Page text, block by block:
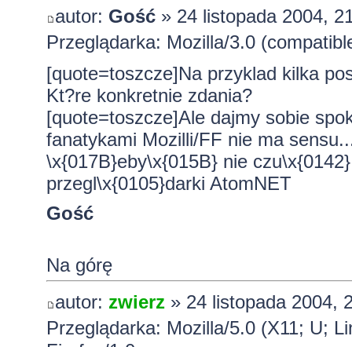
autor: Gość» 24 listopada 2004,
Przeglądarka: Mozilla/3.0
[quote=toszcze]Na przyklad kilka
Kt?re konkretnie zdania?
[quote=toszcze]Ale dajmy sobie
fanatykami Mozilli/FF nie ma
\x{017B}eby\x{015B} nie
przegl\x{0105}darki AtomNET
Gość
Na górę
autor: zwierz» 24 listopada 2004,
Przeglądarka: Mozilla/5.0 (X11; U;